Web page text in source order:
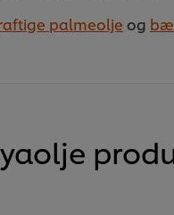
palmeolje og